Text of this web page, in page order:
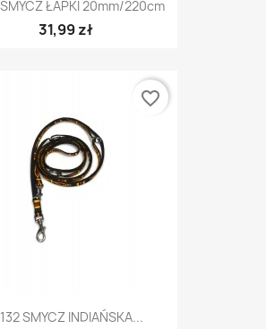
ŁAPKI 20mm/220cm
31,99 zł
SMYCZ INDIAŃSKA...
favorite_border